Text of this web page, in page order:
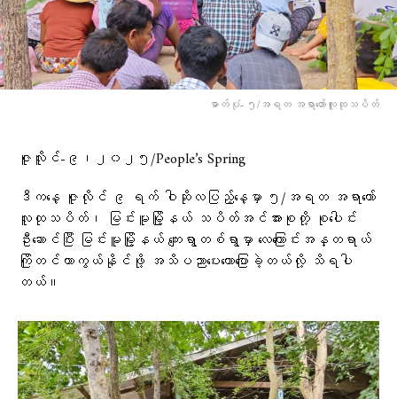
ဓာတ်ပုံ- ၅/အရတ အရာတော်လူထုသပိတ်
ဇူလိူင်-၉၊၂၀၂၅/People’s Spring
ဒီကနေ့ ဇူလိုင် ၉ ရက် ဝါဆိုလပြည့်နေ့မှာ ၅/အရတ အရာတော်
လူထုသပိတ်၊ မြင်းမူမြို့နယ် သပိတ်အင်အားစုတို့ စုပေါင်း
ဦးဆောင်ပြီး မြင်းမူမြို့နယ် ကျေးရွာတစ်ရွာမှာ လေကြောင်းအန္တရာယ်
ကြိုတင်ကာကွယ်နိုင်ဖို့ အသိပညာပေးဟောပြောခဲ့တယ်လို့ သိရပါ
တယ်။